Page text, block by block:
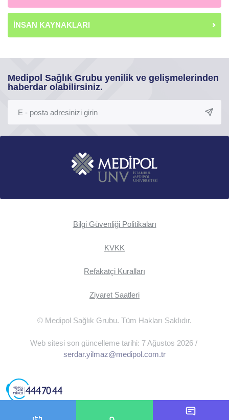
İNSAN KAYNAKLARI
Medipol Sağlık Grubu yenilik ve gelişmelerinden
haberdar olabilirsiniz.
Bilgi Güvenliği Politikaları
KVKK
Refakatçi Kuralları
Ziyaret Saatleri
© Medipol Sağlık Grubu. Tüm Hakları Saklıdır.
Web sitesi son güncelleme tarihi: 7 Ağustos 2026 /
serdar.yilmaz@medipol.com.tr